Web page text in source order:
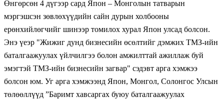
Өнгөрсөн 4 дүгээр сард Япон – Монголын татварын
мэргэшсэн зөвлөхүүдийн сайн дурын холбооны
ерөнхийлөгчийг шинээр томилох хурал Япон улсад болсон.
Энэ үеэр "Жижиг дунд бизнесийн өсөлтийг дэмжих ТМЗ-ийн
баталгаажуулах үйлчилгээ болон амжилттай ажиллаж буй
эмэгтэй ТМЗ-ийн бизнесийн загвар" сэдэвт арга хэмжээ
болсон юм. Уг арга хэмжээнд Япон, Монгол, Солонгос Улсын
төлөөллүүд ”Баримт хавсаргах буюу баталгаажуулах